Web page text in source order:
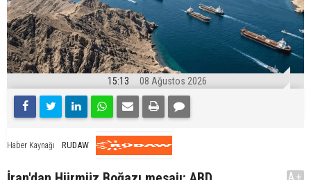
15:13 08 Ağustos 2026
Haber Kaynağı RUDAW
A+